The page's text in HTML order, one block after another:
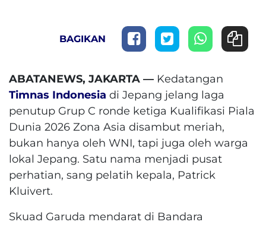
BAGIKAN
ABATANEWS, JAKARTA — Kedatangan
Timnas Indonesia di Jepang jelang laga
penutup Grup C ronde ketiga Kualifikasi Piala
Dunia 2026 Zona Asia disambut meriah,
bukan hanya oleh WNI, tapi juga oleh warga
lokal Jepang. Satu nama menjadi pusat
perhatian, sang pelatih kepala, Patrick
Kluivert.
Skuad Garuda mendarat di Bandara